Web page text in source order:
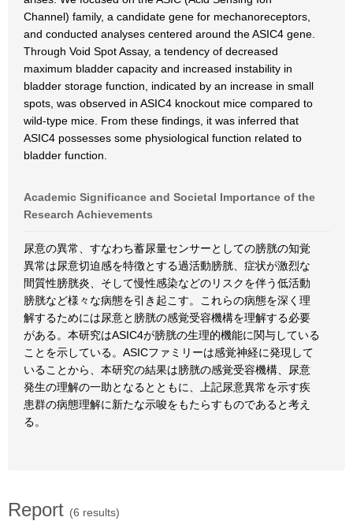
Channel) family, a candidate gene for mechanoreceptors,
and conducted analyses centered around the ASIC4 gene.
Through Void Spot Assay, a tendency of decreased
maximum bladder capacity and increased instability in
bladder storage function, indicated by an increase in small
spots, was observed in ASIC4 knockout mice compared to
wild-type mice. From these findings, it was inferred that
ASIC4 possesses some physiological function related to
bladder function.
Academic Significance and Societal Importance of the
Research Achievements
尿意の異常、すなわち蓄尿量センサーとしての膀胱の知覚
異常は尿意切迫感を特徴とする過活動膀胱、症状が激烈な
間質性膀胱炎、そして慢性感染などのリスクを伴う低活動
膀胱など様々な病態を引き起こす。これらの病態を深く理
解するためには尿意と膀胱の感覚受容機構を理解する必要
がある。本研究はASIC4が膀胱の生理的機能に関与している
ことを示している。ASICファミリーは感覚神経に発現して
いることから、本研究の結果は膀胱の感覚受容機構、尿意
発生の理解の一助となるとともに、上記尿意異常を示す疾
患群の病態理解に新たな示唆をもたらすものであると考え
る。
Report (6 results)